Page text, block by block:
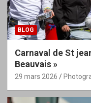
BLOG
Carnaval de St
Beauvais »
29 mars 2026